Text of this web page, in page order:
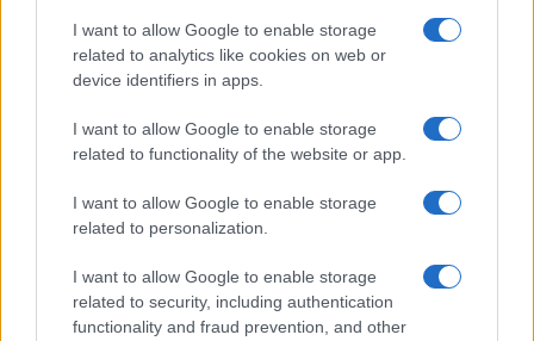
I want to allow Google to enable storage
related to analytics like cookies on web or
device identifiers in apps.
I want to allow Google to enable storage
related to functionality of the website or app.
I want to allow Google to enable storage
related to personalization.
I want to allow Google to enable storage
related to security, including authentication
functionality and fraud prevention, and other
Identifica y elimina suscripciones, fees y compras impulsivas